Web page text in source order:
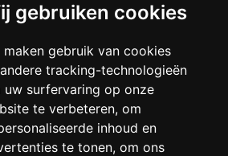
gebruiken cookies
maken gebruik van cookies
tracking-technologieën
uw surfervaring op onze
te verbeteren, om
inhoud en
te tonen, om ons